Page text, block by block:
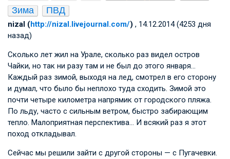
Зима
ПВД
nizal (http://nizal.livejournal.com/) , 14.12.2014 (4253 дня
назад)
Сколько лет жил на Урале, сколько раз видел остров
Чайки, но так ни разу там и не был до этого января…
Каждый раз зимой, выходя на лед, смотрел в его сторону
и думал, что было бы неплохо туда сходить. Зимой это
почти четыре километра напрямик от городского пляжа.
По льду, часто с сильным ветром, быстро забирающим
тепло. Малоприятная перспектива… И всякий раз я этот
поход откладывал.
Сейчас мы решили зайти с другой стороны — с Пугачевки.